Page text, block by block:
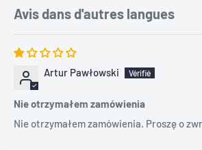
Avis dans d'autres langues
Artur Pawłowski
Nie otrzymałem zamówienia
Nie otrzymałem zamówienia. Proszę o